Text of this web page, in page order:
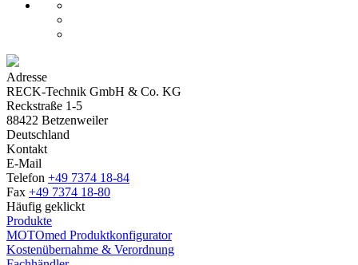
Adresse
RECK-Technik GmbH & Co. KG
Reckstraße 1-5
88422 Betzenweiler
Deutschland
Kontakt
E-Mail
Telefon +49 7374 18-84
Fax +49 7374 18-80
Häufig geklickt
Produkte
MOTOmed Produktkonfigurator
Kostenübernahme & Verordnung